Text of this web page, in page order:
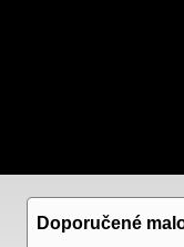
Doporučené